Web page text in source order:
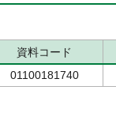
資料コード
01100181740